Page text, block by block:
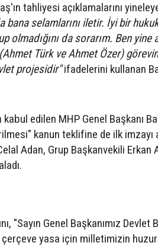
tahliyesi açıklamalarını
bana selamlarını iletir. İyi bir
da sorarım. Ben yine
Türk ve Ahmet Özer)
projesidir"ifadelerini kullanan
edilen MHP Genel Başkanı
kanun teklifine de ilk
Adan, Grup Başkanvekili Erkan
"Sayın Genel Başkanımız Devlet
yasa için milletimizin